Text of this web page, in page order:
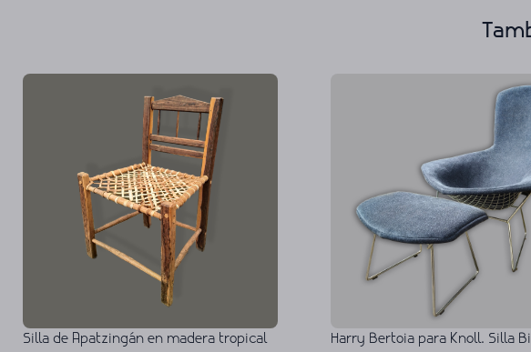
Silla de Apatzingán en madera tropical
Harry Bertoia para Knoll. Silla